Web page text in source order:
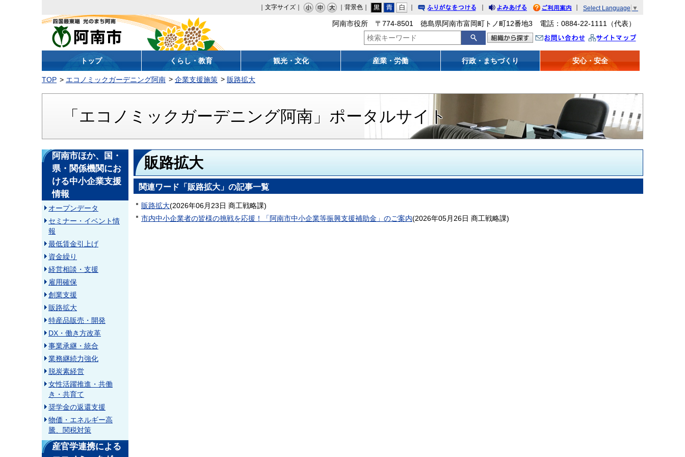
｜文字サイズ｜ ｜背景色｜
｜
りがなをつける
｜
みあげる
利用案内
｜ Select Language ▼
阿南市
阿南市役所 〒774-8501 徳島県阿南市富岡町トノ町12番地3 電話：0884-22-1111（代表）
問い合わせ イトマップ
トップ くらし・教育 観光・文化 産業・労働 行政・まちづくり 安心・安全
TOP エコノミックガーデニング阿南 企業支援施策 販路拡大
「エコノミックガーデニング阿南」ポータルサイト
販路拡大
関連ワード「販路拡大」の記事一覧
販路拡大(2026年06月23日 商工戦略課)
市内中小企業者の皆様の挑戦を応援！「阿南市中小企業等振興支援補助金」のご案内(2026年05月26日 商工戦略課)
阿南市ほか、国・
県・関係機関にお
ける中小企業支援
情報
オープンデータ
セミナー・イベント情
報
最低賃金引上げ
資金繰り
経営相談・支援
雇用確保
創業支援
販路拡大
特産品販売・開発
DX・働き方改革
事業承継・統合
業務継続力強化
脱炭素経営
女性活躍推進・共働
き・共育て
奨学金の返還支援
物価・エネルギー高
騰、関税対策
産官学連携による